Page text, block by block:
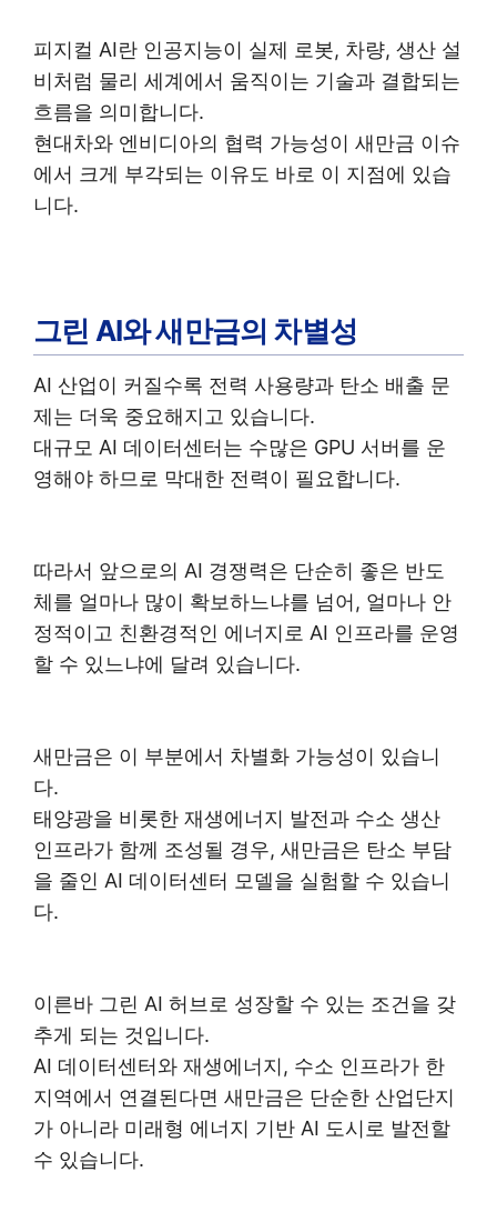
피지컬 AI란 인공지능이 실제 로봇, 차량, 생산 설
비처럼 물리 세계에서 움직이는 기술과 결합되는
흐름을 의미합니다.
현대차와 엔비디아의 협력 가능성이 새만금 이슈
에서 크게 부각되는 이유도 바로 이 지점에 있습
니다.
그린 AI와 새만금의 차별성
AI 산업이 커질수록 전력 사용량과 탄소 배출 문
제는 더욱 중요해지고 있습니다.
대규모 AI 데이터센터는 수많은 GPU 서버를 운
영해야 하므로 막대한 전력이 필요합니다.
따라서 앞으로의 AI 경쟁력은 단순히 좋은 반도
체를 얼마나 많이 확보하느냐를 넘어, 얼마나 안
정적이고 친환경적인 에너지로 AI 인프라를 운영
할 수 있느냐에 달려 있습니다.
새만금은 이 부분에서 차별화 가능성이 있습니
다.
태양광을 비롯한 재생에너지 발전과 수소 생산
인프라가 함께 조성될 경우, 새만금은 탄소 부담
을 줄인 AI 데이터센터 모델을 실험할 수 있습니
다.
이른바 그린 AI 허브로 성장할 수 있는 조건을 갖
추게 되는 것입니다.
AI 데이터센터와 재생에너지, 수소 인프라가 한
지역에서 연결된다면 새만금은 단순한 산업단지
가 아니라 미래형 에너지 기반 AI 도시로 발전할
수 있습니다.